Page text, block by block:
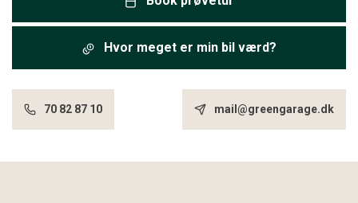
Hvor meget er min bil værd?
70 82 87 10 mail@greengarage.dk